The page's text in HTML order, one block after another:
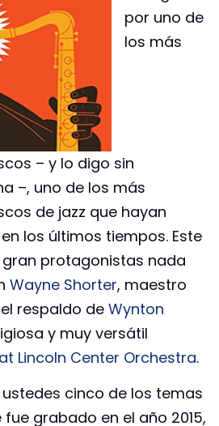
por uno de
los más
– y lo digo sin
–, uno de los más
de jazz que hayan
los últimos tiempos. Este
protagonistas nada
Wayne Shorter, maestro
respaldo de Wynton
y muy versátil
Lincoln Center Orchestra.
cinco de los temas
grabado en el año 2015,